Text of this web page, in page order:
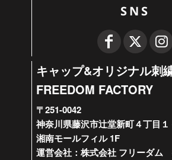
SNS
キャップ&オリジナル刺
FREEDOM FACTORY
〒251-0042
神奈川県藤沢市辻堂新町４丁目１
湘南モールフィル 1F
運営会社：株式会社 フリーダム